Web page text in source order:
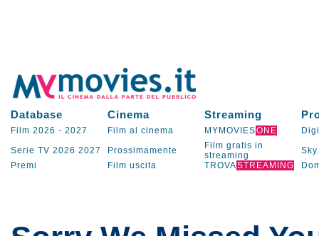
Database Cinema Streaming
Film 2026 - 2027 Film al cinema MYMOVIESONE
Serie TV 2026 2027 Prossimamente
Film gratis in
streaming
Sky
Premi
Film uscita TROVASTREAMING